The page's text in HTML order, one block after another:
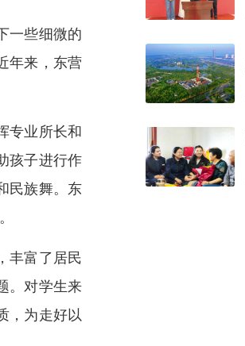
一些细微的
年来，东营
专业所长和
孩子进行作
民族舞。东
丰富了居民
。对学生来
，为走好以